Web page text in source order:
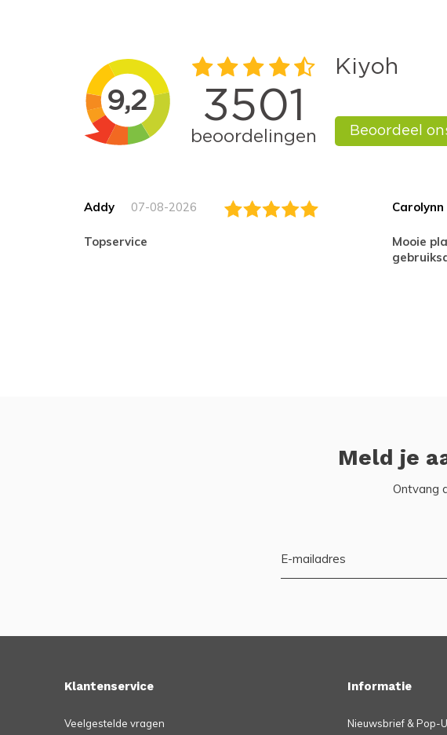
Addy 07-08-2026
topservice
Carolynn
Mooie planten , alleen jammer geen
Meld je
Ontvang
Klantenservice
Veelgestelde vragen
Informatie
Nieuwsbrief & Pop-